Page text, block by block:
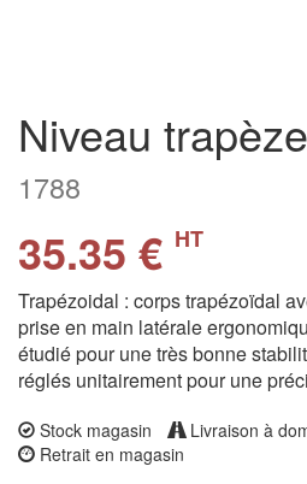
Niveau
1788
35.35 € HT
Trapézoidal : corps trapézoïdal
prise en main latérale
étudié pour une très bonne
réglés unitairement pour une
Stock magasin
Livraison à
Retrait en magasin